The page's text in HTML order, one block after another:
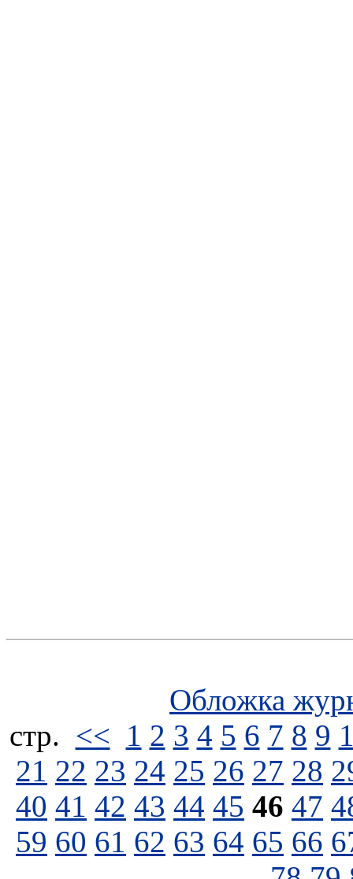
Обложка
стp. << 1 2 3 4 5 6 7 8 9
21 22 23 24 25 26 27 28
40 41 42 43 44 45 46 47
59 60 61 62 63 64 65 66